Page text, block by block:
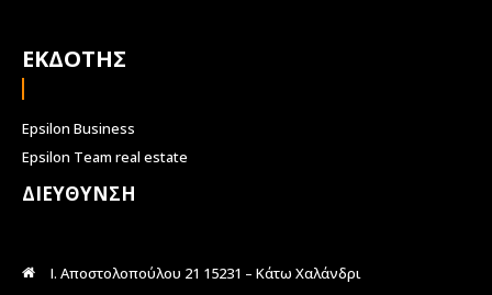
ΕΚΔΟΤΗΣ
Epsilon Business
Epsilon Team real estate
ΔΙΕΥΘΥΝΣΗ
Ι. Αποστολοπούλου 21 15231 – Κάτω Χαλάνδρι